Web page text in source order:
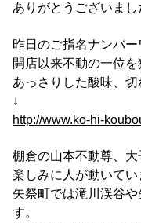
ありがとうございまし
昨日のご指名ナンバー
開店以来不動の一位を
あっさりした酸味、切
↓
http://www.ko-hi-
棚倉の山本不動尊、
楽しみに人が動いてい
矢祭町では滝川渓谷
す。